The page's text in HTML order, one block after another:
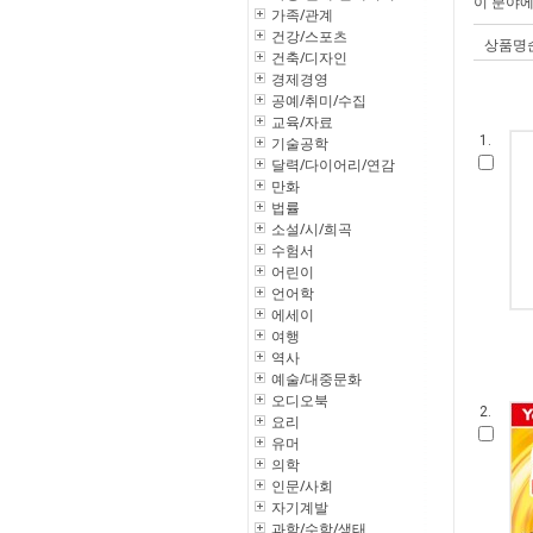
가족/관계
건강/스포츠
건축/디자인
경제경영
공예/취미/수집
교육/자료
기술공학
달력/다이어리/연감
만화
법률
소설/시/희곡
수험서
어린이
언어학
에세이
여행
역사
예술/대중문화
오디오북
요리
유머
의학
인문/사회
자기계발
과학/수학/생태
상품명
1.
2.